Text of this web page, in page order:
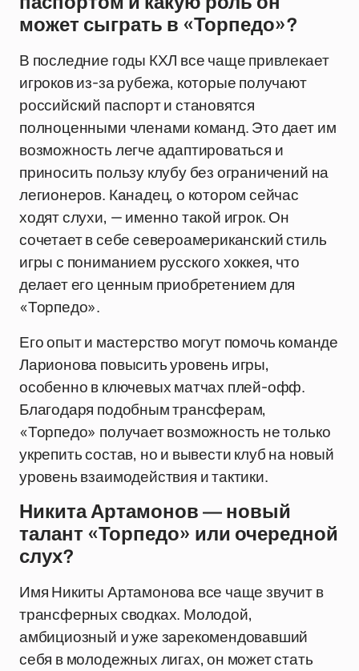
может сыграть в «Торпедо»?
В последние годы КХЛ все чаще привлекает
игроков из-за рубежа, которые получают
российский паспорт и становятся
полноценными членами команд. Это дает им
возможность легче адаптироваться и
приносить пользу клубу без ограничений на
легионеров. Канадец, о котором сейчас
ходят слухи, — именно такой игрок. Он
сочетает в себе североамериканский стиль
игры с пониманием русского хоккея, что
делает его ценным приобретением для
«Торпедо».
Его опыт и мастерство могут помочь команде
Ларионова повысить уровень игры,
особенно в ключевых матчах плей-офф.
Благодаря подобным трансферам,
«Торпедо» получает возможность не только
укрепить состав, но и вывести клуб на новый
уровень взаимодействия и тактики.
Никита Артамонов — новый
талант «Торпедо» или очередной
слух?
Имя Никиты Артамонова все чаще звучит в
трансферных сводках. Молодой,
амбициозный и уже зарекомендовавший
себя в молодежных лигах, он может стать